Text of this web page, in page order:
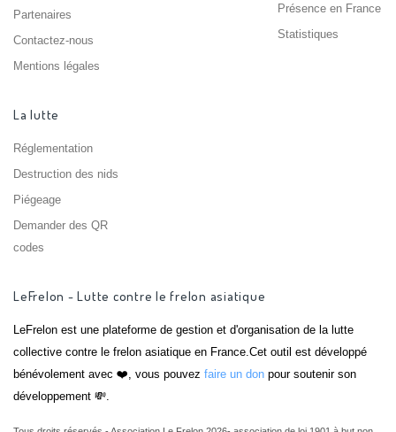
Partenaires
Contactez-nous
Mentions légales
Présence en France
Statistiques
La lutte
Réglementation
Destruction des nids
Piégeage
Demander des QR
codes
LeFrelon - Lutte contre le frelon asiatique
LeFrelon est une plateforme de gestion et d'organisation de la lutte
collective contre le frelon asiatique en France.Cet outil est développé
bénévolement avec ❤️, vous pouvez faire un don pour soutenir son
développement 💸.